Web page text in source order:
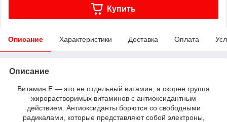
Купить
Описание Характеристики Доставка Оплата
Описание
Витамин Е — это не отдельный витамин, а скорее группа
жирорастворимых витаминов с антиоксидантным
действием. Антиоксиданты борются со свободными
радикалами, которые представляют собой электроны,